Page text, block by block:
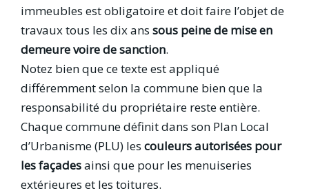
immeubles est obligatoire et doit faire l’objet de
travaux tous les dix ans sous peine de mise en
demeure voire de sanction.
Notez bien que ce texte est appliqué
différemment selon la commune bien que la
responsabilité du propriétaire reste entière.
Chaque commune définit dans son Plan Local
d’Urbanisme (PLU) les couleurs autorisées pour
les façadesainsi que pour les menuiseries
extérieures et les toitures.